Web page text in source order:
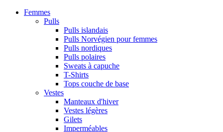
Femmes
Pulls
Pulls islandais
Pulls Norvégien pour femmes
Pulls nordiques
Pulls polaires
Sweats à capuche
T-Shirts
Tops couche de base
Vestes
Manteaux d'hiver
Vestes légères
Gilets
Imperméables